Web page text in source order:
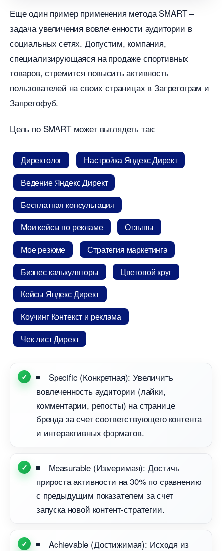
Еще один пример применения метода SMART –
задача увеличения вовлеченности аудитории
социальных сетях. Допустим, компания,
специализирующаяся на продаже спортивных
товаров, стремится повысить активность
пользователей на своих страницах в Запретограм и
Запретофуб.
Цель по SMART может выглядеть так:
Директоло
Настройка Яндекс Директ
едение Яндекс Директ
Бесплатная консультация
Мои кейсы по рекламе
Отзывы
Мое резюме
Стратегия маркетинга
Бизнес калькуляторы
Цветовой кру
Кейсы Яндекс Директ
Коучинг Контекст и реклама
Чек лист Директ
Specific (Конкретная): Увеличить
овлеченность аудитории (лайки,
комментарии, репосты) на странице
ренда за счет соответствующего контента
и интерактивных форматов.
Measurable (Измеримая): Достичь
прироста активности на 30% по сравнению
с предыдущим показателем за счет
запуска новой контент-стратегии.
Achievable (Достижимая): Исходя из